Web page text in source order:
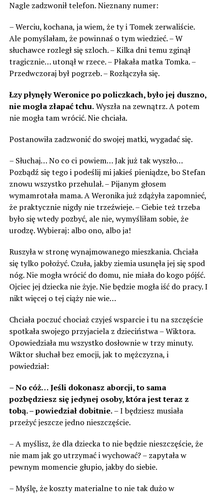
Nagle zadzwonił telefon. Nieznany numer:
– Werciu, kochana, ja wiem, że ty i Tomek zerwaliście.
Ale pomyślałam, że powinnaś o tym wiedzieć. – W
słuchawce rozległ się szloch. – Kilka dni temu zginął
tragicznie… utonął w rzece. – Płakała matka Tomka. –
Przedwczoraj był pogrzeb. – Rozłączyła się.
Łzy płynęły Weronice po policzkach, było jej duszno,
nie mogła złapać tchu.Wyszła na zewnątrz. A potem
nie mogła tam wrócić. Nie chciała.
Postanowiła zadzwonić do swojej matki, wygadać się.
– Słuchaj… No co ci powiem… Jak już tak wyszło…
Pozbądź się tego i podeślij mi jakieś pieniądze, bo Stefan
znowu wszystko przehulał. – Pijanym głosem
wymamrotała mama. A Weronika już zdążyła zapomnieć,
że ​​praktycznie nigdy nie trzeźwieje. – Ciebie też trzeba
było się wtedy pozbyć, ale nie, wymyśliłam sobie, że
urodzę. Wybieraj: albo ono, albo ja!
Ruszyła w stronę wynajmowanego mieszkania. Chciała
się tylko położyć. Czuła, jakby ziemia usunęła jej się spod
nóg. Nie mogła wrócić do domu, nie miała do kogo pójść.
Ojciec jej dziecka nie żyje. Nie będzie mogła iść do pracy. I
nikt więcej o tej ciąży nie wie…
Chciała poczuć chociaż czyjeś wsparcie i tu na szczęście
spotkała swojego przyjaciela z dzieciństwa – Wiktora.
Opowiedziała mu wszystko dosłownie w trzy minuty.
Wiktor słuchał bez emocji, jak to mężczyzna, i
powiedział:
– No cóż… Jeśli dokonasz aborcji, to sama
pozbędziesz się jedynej osoby, która jest teraz z
tobą. – powiedział dobitnie.– I będziesz musiała
przeżyć jeszcze jedno nieszczęście.
– A myślisz, że dla dziecka to nie będzie nieszczęście, że
nie mam jak go utrzymać i wychować? – zapytała w
pewnym momencie głupio, jakby do siebie.
– Myślę, że koszty materialne to nie tak dużo w